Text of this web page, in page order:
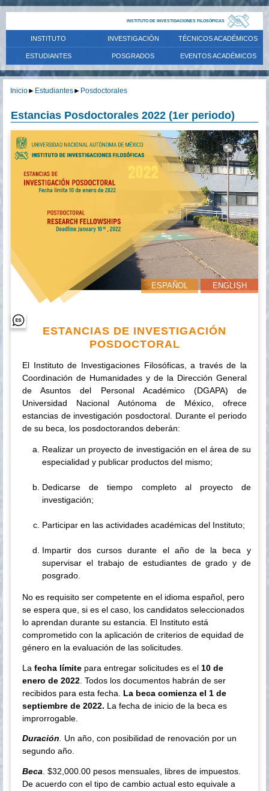
INSTITUTO DE INVESTIGACIONES FILOSÓFICAS
INSTITUTO INVESTIGACIÓN TÉCNICOS ACADÉMICOS
ESTUDIANTES POSGRADOS EVENTOS ACADÉMICOS
Inicio► Estudiantes► Posdoctorales
Estancias Posdoctorales 2022 (1er periodo)
ESPAÑOL ENGLISH
ESTANCIAS DE INVESTIGACIÓN
POSDOCTORAL
El Instituto de Investigaciones Filosóficas, a través de la
Coordinación de Humanidades y de la Dirección General
de Asuntos del Personal Académico (DGAPA) de
Universidad Nacional Autónoma de México, ofrece
estancias de investigación posdoctoral. Durante el periodo
de su beca, los posdoctorandos deberán:
Realizar un proyecto de investigación en el área de su
especialidad y publicar productos del mismo;
Dedicarse de tiempo completo al proyecto de
investigación;
Participar en las actividades académicas del Instituto;
Impartir dos cursos durante el año de la beca y
supervisar el trabajo de estudiantes de grado y de
posgrado.
No es requisito ser competente en el idioma español, pero
se espera que, si es el caso, los candidatos seleccionados
lo aprendan durante su estancia. El Instituto está
comprometido con la aplicación de criterios de equidad de
género en la evaluación de las solicitudes.
Lafecha límite para entregar solicitudes es el 10 de
enero de 2022 . Todos los documentos habrán de ser
recibidos para esta fecha. La beca comienza el 1 de
septiembre de 2022. La fecha de inicio de la beca es
improrrogable.
Duración. Un año, con posibilidad de renovación por un
segundo año.
Beca. $32,000.00 pesos mensuales, libres de impuestos.
De acuerdo con el tipo de cambio actual esto equivale a